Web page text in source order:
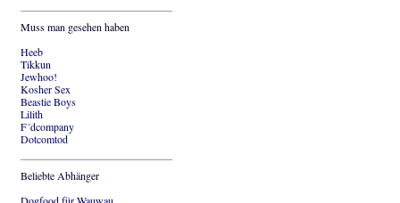
Muss man gesehen haben
Heeb
Tikkun
Jewhoo!
Kosher Sex
Beastie Boys
Lilith
F´dcompany
Dotcomtod
Beliebte Abhänger
Dogfood für Wauwau